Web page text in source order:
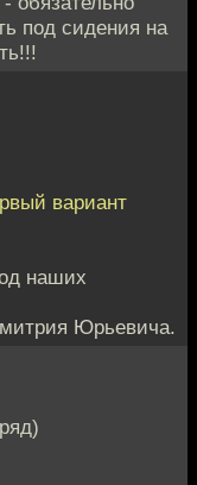
под сидения на
вариант
наших
Юрьевича.